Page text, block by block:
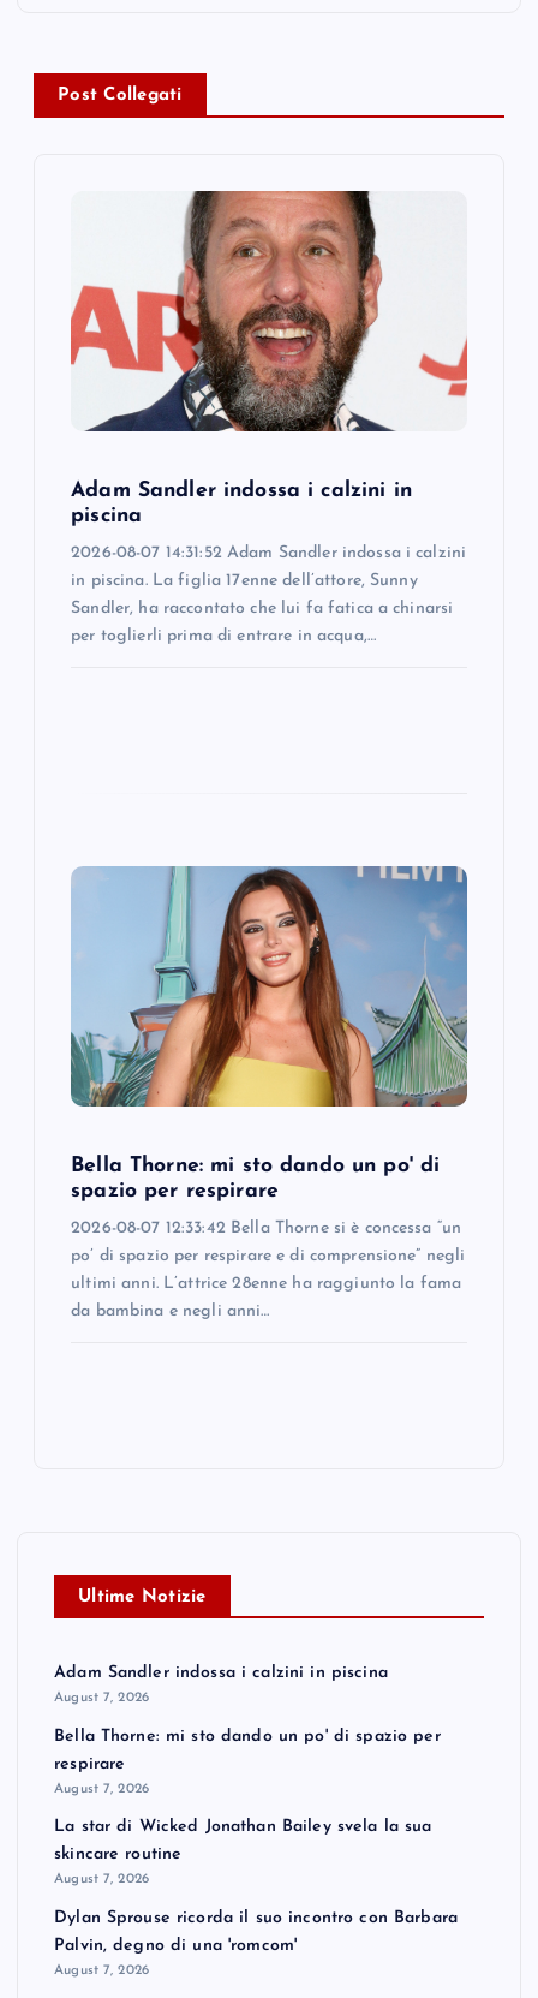
a
v
Post Collegati
Adam Sandler indossa i calzini in
piscina
2026-08-07 14:31:52 Adam Sandler indossa i calzini
in piscina. La figlia 17enne dell’attore, Sunny
Sandler, ha raccontato che lui fa fatica a chinarsi
per toglierli prima di entrare in acqua,…
Bella Thorne: mi sto dando un po' di
spazio per respirare
2026-08-07 12:33:42 Bella Thorne si è concessa “un
po’ di spazio per respirare e di comprensione” negli
ultimi anni. L’attrice 28enne ha raggiunto la fama
da bambina e negli anni…
Ultime Notizie
Adam Sandler indossa i calzini in piscina
August 7, 2026
Bella Thorne: mi sto dando un po' di spazio per
respirare
August 7, 2026
La star di Wicked Jonathan Bailey svela la sua
skincare routine
August 7, 2026
Dylan Sprouse ricorda il suo incontro con Barbara
Palvin, degno di una 'romcom'
August 7, 2026